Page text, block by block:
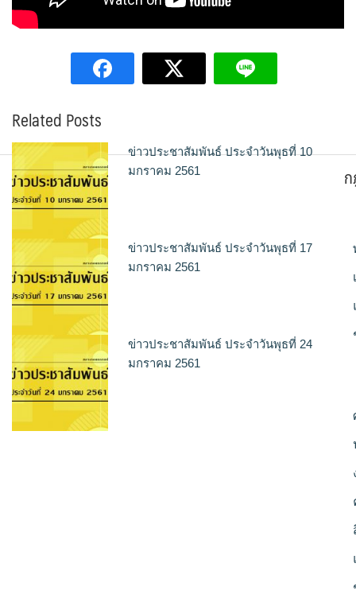
Related Posts
ข่าวประชาสัมพันธ์ ประจำวันพุธที่ 10
มกราคม 2561
ข่าวประชาสัมพันธ์ ประจำวันพุธที่ 17
มกราคม 2561
ข่าวประชาสัมพันธ์ ประจำวันพุธที่ 24
มกราคม 2561